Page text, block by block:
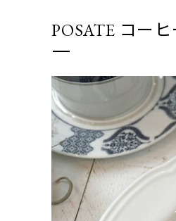
POSATE コー